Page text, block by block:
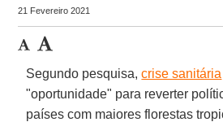
21 Fevereiro 2021
Segundo pesquisa,crise sanitária
"oportunidade" para reverter
países com maiores florestas